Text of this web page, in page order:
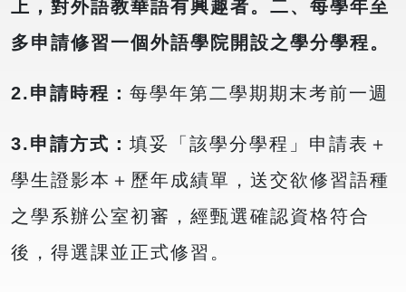
上，對外語教華語有興趣者。二、每學年至
多申請修習一個外語學院開設之學分學程。
2.申請時程： 每學年第二學期期末考前一週
3.申請方式： 填妥「該學分學程」申請表＋
學生證影本＋歷年成績單，送交欲修習語種
之學系辦公室初審，經甄選確認資格符合
後，得選課並正式修習。